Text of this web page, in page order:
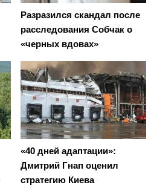
Разразился скандал после
расследования Собчак о
«черных вдовах»
«40 дней адаптации»:
Дмитрий Гнап оценил
стратегию Киева